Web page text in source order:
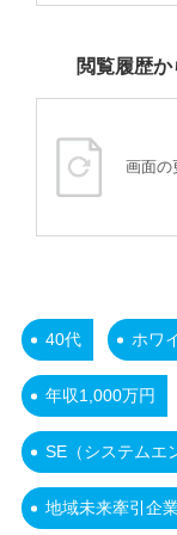
閲覧履歴
画面の
40代 ホワ
年収1,000万円
SE（システムエ
地域未来牽引企